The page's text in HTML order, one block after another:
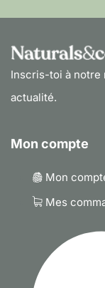
Inscris-toi à notre
actualité.
Mon compte
Mon
Mes